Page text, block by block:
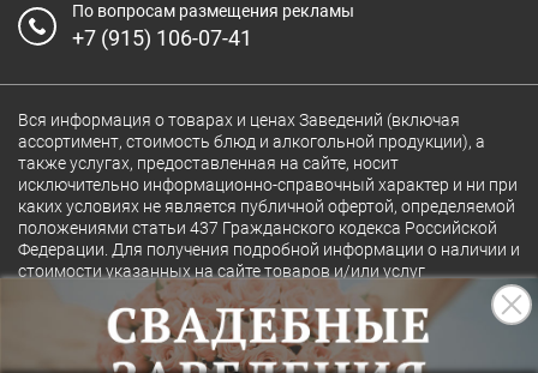
По вопросам размещения рекламы
+7 (915) 106-07-41
Вся информация о товарах и ценах Заведений (включая
ассортимент, стоимость блюд и алкогольной продукции), а
также услугах, предоставленная на сайте, носит
исключительно информационно-справочный характер и ни при
каких условиях не является публичной офертой, определяемой
положениями статьи 437 Гражданского кодекса Российской
Федерации. Для получения подробной информации о наличии и
стоимости указанных на сайте товаров и/или услуг
конкретного Заведения обращайтесь непосредственно в
Полная версия сайта